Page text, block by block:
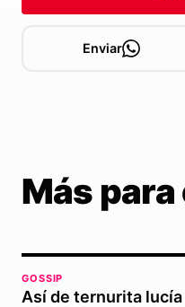
Enviar
Más
GOSSIP
Así de ternurita